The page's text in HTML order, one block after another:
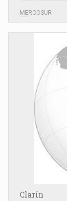
MERCOSUR
Clarín